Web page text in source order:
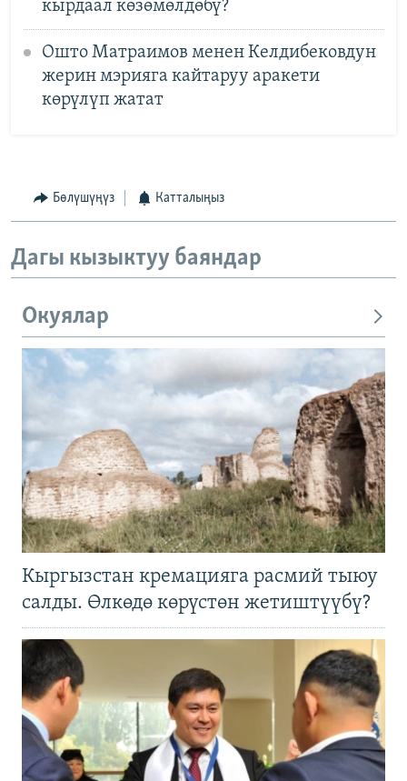
кырдаал көзөмөлдөбү?
Ошто Матраимов менен Келдибековдун
жерин мэрияга кайтаруу аракети
көрүлүп жатат
Бөлүшүңүз Катталыңыз
Дагы кызыктуу баяндар
Окуялар
Кыргызстан кремацияга расмий тыюу
салды. Өлкөдө көрүстөн жетиштүүбү?